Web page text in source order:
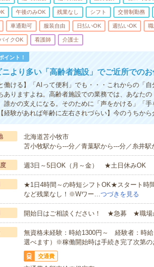
午後のみOK 残業なし シフト 交替制勤務
車通勤可 服装自由 日払いOK 週払いOK
イクOK 看護師 介護士
イント！
ニより多い「高齢者施設」でご近所でのお
働ける】「AIって便利」でも・・・これからの「
ありますよね。高齢者施設での業務では、あなた
誰かの支えになる。そのために「声をかける」「
経験があれば年齢に左右されづらい】今のうちから
北海道苫小牧市
苫小牧駅から---分／青葉駅から---分／糸井駅
週3日～5日OK（月～金） ★土日休みOK
★1日4時間～の時短シフトOK★スタート時
など残業なし！※Wワー…つづきを見る
開始日はご相談ください！ ★急募 ★職場
無資格未経験：時給1300円～ 経験者：時
選べます）※稼働開始時は手続き完了次第の
交通費